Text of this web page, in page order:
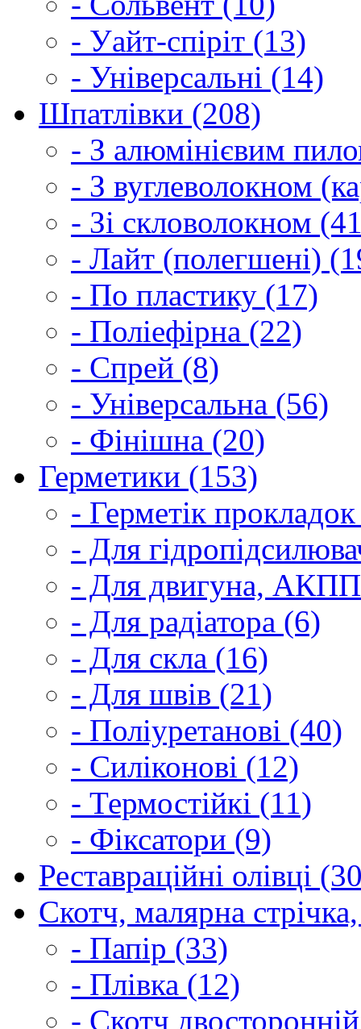
- Уайт-спіріт (13)
- Універсальні (14)
Шпатлівки (208)
- З алюмінієвим
- З вуглеволокном
- Зі скловолокном
- Лайт (полегшені)
- По пластику (17)
- Поліефірна (22)
- Спрей (8)
- Універсальна (56)
- Фінішна (20)
Герметики (153)
- Герметік
- Для
- Для двигуна,
- Для радіатора (6)
- Для скла (16)
- Для швів (21)
- Поліуретанові (40)
- Силіконові (12)
- Термостійкі (11)
- Фіксатори (9)
Реставраційні олівці
Скотч, малярна
- Папір (33)
- Плівка (12)
- Скотч